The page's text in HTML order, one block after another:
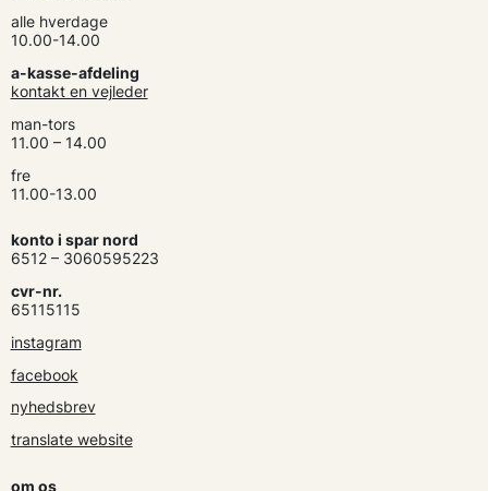
alle hverdage
10.00-14.00
a-kasse-afdeling
kontakt en vejleder
man-tors
11.00 – 14.00
fre
11.00-13.00
konto i spar nord
6512 – 3060595223
cvr-nr.
65115115
instagram
facebook
nyhedsbrev
translate website
om os